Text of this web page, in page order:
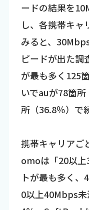
ードの結果を
し、各携帯キャ
みると、
ピードが出た
が最も多く125
いでauが78箇
所（36.8％）で
携帯キャリアご
omoは「20以
トが最も多く
0以上40Mbps